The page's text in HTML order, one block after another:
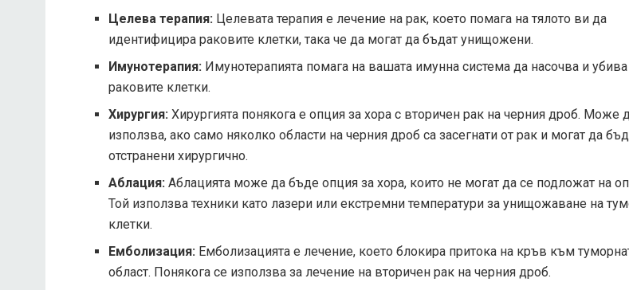
Целева терапия: Целевата терапия е лечение на рак, което помага на тялото ви да
идентифицира раковите клетки, така че да могат да бъдат унищожени.
Имунотерапия: Имунотерапията помага на вашата имунна система да насочва и убива
раковите клетки.
Хирургия: Хирургията понякога е опция за хора с вторичен рак на черния дроб. Може
използва, ако само няколко области на черния дроб са засегнати от рак и могат да
отстранени хирургично.
Аблация: Аблацията може да бъде опция за хора, които не могат да се подложат на
Той използва техники като лазери или екстремни температури за унищожаване на
клетки.
Емболизация: Емболизацията е лечение, което блокира притока на кръв към
област. Понякога се използва за лечение на вторичен рак на черния дроб.